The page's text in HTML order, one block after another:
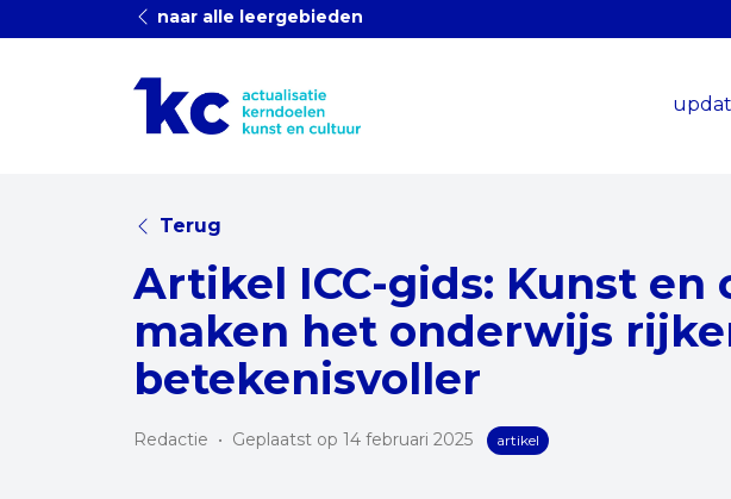
naar alle leergebieden
Terug
Artikel ICC-gids: Kunst en
maken het onderwijs
betekenisvoller
Redactie • Geplaatst op 14 februari 2025 artikel